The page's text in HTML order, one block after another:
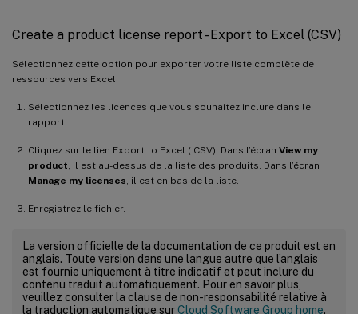
Create a product license report - Export to Excel (CSV)
Sélectionnez cette option pour exporter votre liste complète de
ressources vers Excel.
Sélectionnez les licences que vous souhaitez inclure dans le
rapport.
Cliquez sur le lien Export to Excel (.CSV). Dans l’écran View my
product , il est au-dessus de la liste des produits. Dans l’écran
Manage my licenses , il est en bas de la liste.
Enregistrez le fichier.
La version officielle de la documentation de ce produit est en
anglais. Toute version dans une langue autre que l’anglais
est fournie uniquement à titre indicatif et peut inclure du
contenu traduit automatiquement. Pour en savoir plus,
veuillez consulter la clause de non-responsabilité relative à
la traduction automatique surCloud Software Group home.